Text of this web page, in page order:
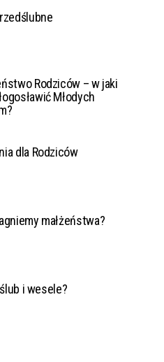
Rodziców – w jaki
Młodych
dla Rodziców
małżeństwa?
i wesele?